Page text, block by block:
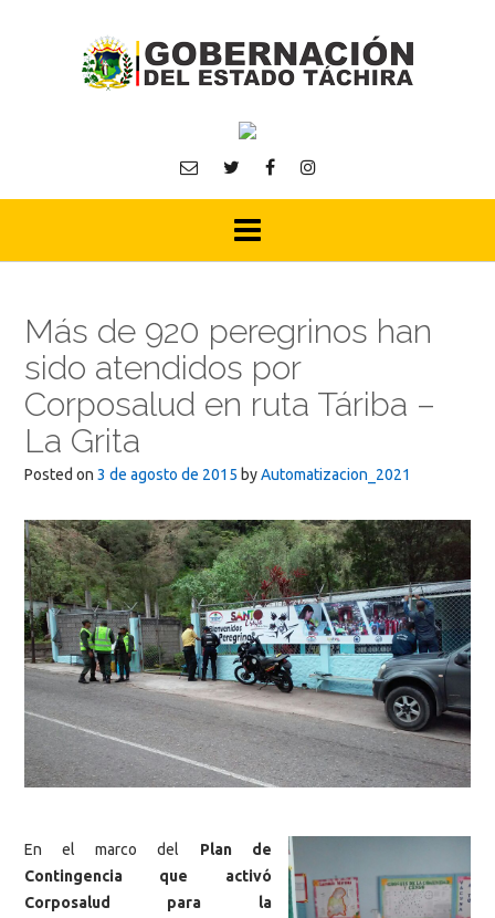
Más de 920 peregrinos han
sido atendidos por
Corposalud en ruta Táriba –
La Grita
Posted on 3 de agosto de 2015 byAutomatizacion_2021
En el marco del Plan de
Contingencia que activó
Corposalud para la